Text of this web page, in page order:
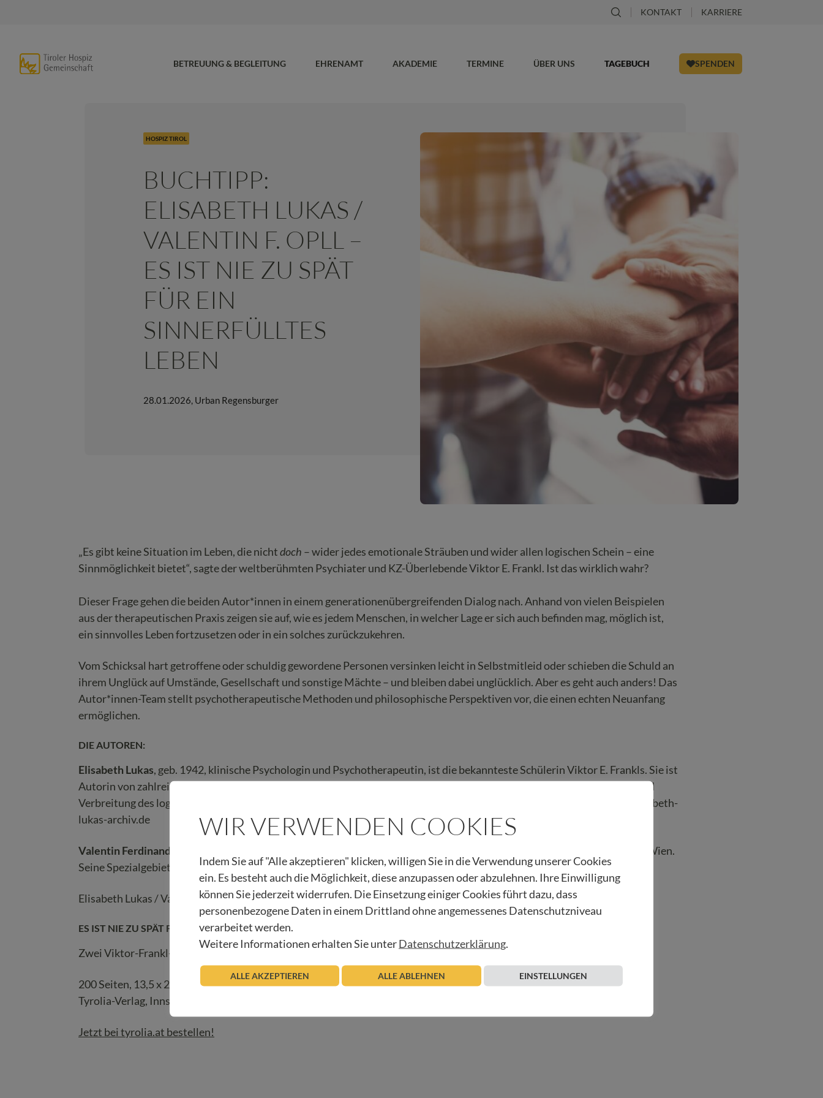
KONTAKT KARRIERE
BETREUUNG & BEGLEITUNG EHRENAMT AKADEMIE TERMINE ÜBER UNS TAGEBUCH SPENDEN
HOSPIZ TIROL
BUCHTIPP:
ELISABETH LUKAS /
VALENTIN F. OPLL –
ES IST NIE ZU SPÄT
FÜR EIN
SINNERFÜLLTES
LEBEN
28.01.2026, Urban Regensburger
„Es gibt keine Situation im Leben, die nichtdoch – wider jedes emotionale Sträuben und wider allen logischen Schein – eine
Sinnmöglichkeit bietet“, sagte der weltberühmten Psychiater und KZ-Überlebende Viktor E. Frankl. Ist das wirklich wahr?
Dieser Frage gehen die beiden Autor*innen in einem generationenübergreifenden Dialog nach. Anhand von vielen Beispielen
aus der therapeutischen Praxis zeigen sie auf, wie es jedem Menschen, in welcher Lage er sich auch befinden mag, möglich ist,
ein sinnvolles Leben fortzusetzen oder in ein solches zurückzukehren.
Vom Schicksal hart getroffene oder schuldig gewordene Personen versinken leicht in Selbstmitleid oder schieben die Schuld an
ihrem Unglück auf Umstände, Gesellschaft und sonstige Mächte – und bleiben dabei unglücklich. Aber es geht auch anders! Das
Autor*innen-Team stellt psychotherapeutische Methoden und philosophische Perspektiven vor, die einen echten Neuanfang
ermöglichen.
DIE AUTOREN:
Elisabeth Lukas, geb. 1942, klinische Psychologin und Psychotherapeutin, ist die bekannteste Schülerin Viktor E. Frankls. Sie ist
Autorin von zahlreichen Büchern, die in 18 Sprachen übersetzt wurden. Für ihre Verdienste um die Weiterentwicklung und
Verbreitung des logotherapeutischen Gedankenguts erhielt sie zahlreiche Ehrungen. Mehr über die Autorin auf www.elisabeth-
lukas-archiv.de
Valentin Ferdinand Opll
, geb. 1984, ist Pädagoge und Psychotherapeut in freier Praxis sowie am Anton-Proksch-Institut Wien.
Seine Spezialgebiete sind Suchtkrankentherapie und Familienberatung.
Elisabeth Lukas / Valentin F. Opll
ES IST NIE ZU SPÄT FÜR EIN SINNERFÜLLTES LEBEN
Zwei Viktor-Frankl-Kenner im Dialog
200 Seiten, 13,5 x 20,5 cm, gebunden
Tyrolia-Verlag, Innsbruck-Wien 2026
Jetzt bei tyrolia.at bestellen!
WIR VERWENDEN COOKIES
Indem Sie auf "Alle akzeptieren" klicken, willigen Sie in die Verwendung unserer Cookies
ein. Es besteht auch die Möglichkeit, diese anzupassen oder abzulehnen. Ihre Einwilligung
können Sie jederzeit widerrufen. Die Einsetzung einiger Cookies führt dazu, dass
personenbezogene Daten in einem Drittland ohne angemessenes Datenschutzniveau
verarbeitet werden.
Weitere Informationen erhalten Sie unterDatenschutzerklärung
ALLE AKZEPTIEREN ALLE ABLEHNEN EINSTELLUNGEN